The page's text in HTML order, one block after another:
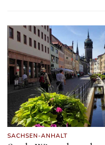
SACHSEN-ANHALT